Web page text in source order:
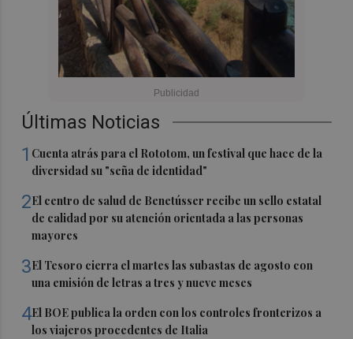
Últimas Noticias
1 Cuenta atrás para el Rototom, un festival que hace de la
diversidad su "seña de identidad"
2El centro de salud de Benetússer recibe un sello estatal
de calidad por su atención orientada a las personas
mayores
3El Tesoro cierra el martes las subastas de agosto con
una emisión de letras a tres y nueve meses
4El BOE publica la orden con los controles fronterizos a
los viajeros procedentes de Italia